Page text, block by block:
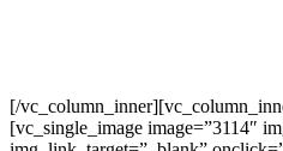
[/
[vc_single_image image=”3114″